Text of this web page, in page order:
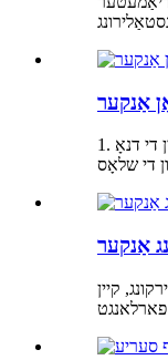
אַנקער
1. ניצן די טאַנדזשאַנט פון די רימינג וואַנט אין די דנאָ
אַנקער
קיין